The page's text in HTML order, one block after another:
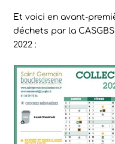
Et voici en avant-
déchets par la
2022 :